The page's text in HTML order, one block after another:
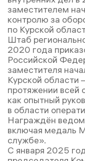
заместителем
контролю за
по Курской
Штаб
2020 года
Российской
заместителя
Курской области
протяжении всей
как опытный
в области
Награждён
включая медаль
службе».
С января 2025